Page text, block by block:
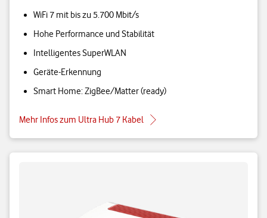
WiFi 7 mit bis zu 5.700 Mbit/s
Hohe Performance und Stabilität
Intelligentes SuperWLAN
Geräte-Erkennung
Smart Home: ZigBee/Matter (ready)
Mehr Infos zum Ultra Hub 7 Kabel